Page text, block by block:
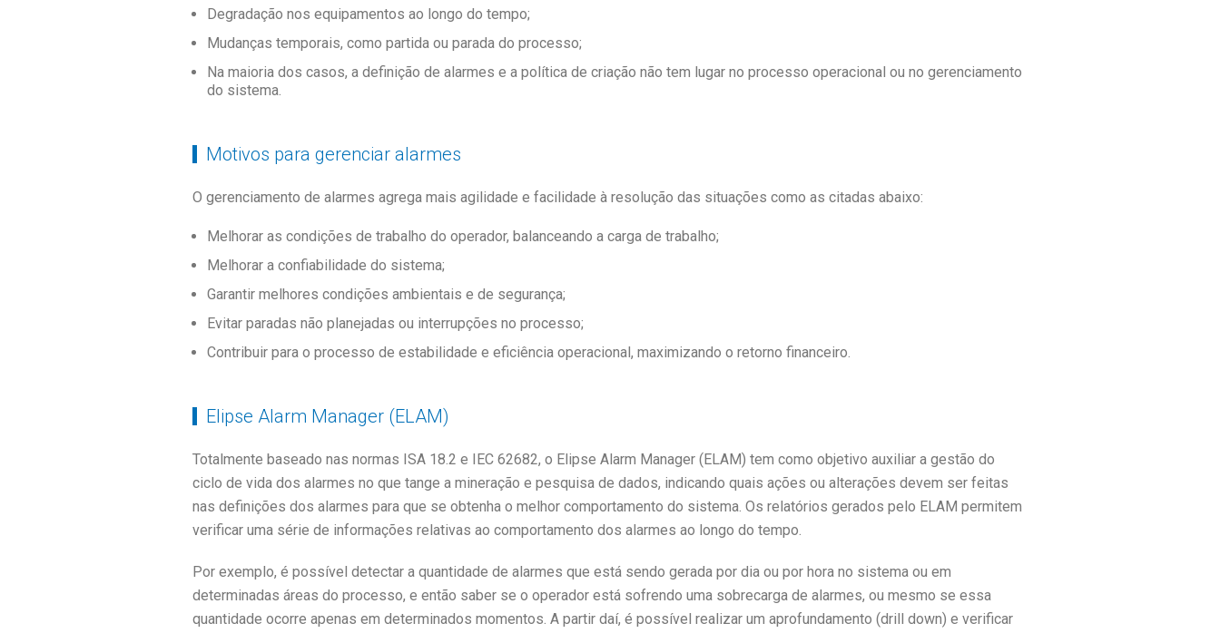
Degradação nos equipamentos ao longo do tempo;
Mudanças temporais, como partida ou parada do processo;
Na maioria dos casos, a definição de alarmes e a política de criação não tem lugar no processo operacional ou no gerenciamento
do sistema.
Motivos para gerenciar alarmes
O gerenciamento de alarmes agrega mais agilidade e facilidade à resolução das situações como as citadas abaixo:
Melhorar as condições de trabalho do operador, balanceando a carga de trabalho;
Melhorar a confiabilidade do sistema;
Garantir melhores condições ambientais e de segurança;
Evitar paradas não planejadas ou interrupções no processo;
Contribuir para o processo de estabilidade e eficiência operacional, maximizando o retorno financeiro.
Elipse Alarm Manager (ELAM)
Totalmente baseado nas normas ISA 18.2 e IEC 62682, o Elipse Alarm Manager (ELAM) tem como objetivo auxiliar a gestão do
ciclo de vida dos alarmes no que tange a mineração e pesquisa de dados, indicando quais ações ou alterações devem ser feitas
nas definições dos alarmes para que se obtenha o melhor comportamento do sistema. Os relatórios gerados pelo ELAM permitem
verificar uma série de informações relativas ao comportamento dos alarmes ao longo do tempo.
Por exemplo, é possível detectar a quantidade de alarmes que está sendo gerada por dia ou por hora no sistema ou em
determinadas áreas do processo, e então saber se o operador está sofrendo uma sobrecarga de alarmes, ou mesmo se essa
quantidade ocorre apenas em determinados momentos. A partir daí, é possível realizar um aprofundamento (drill down) e verificar